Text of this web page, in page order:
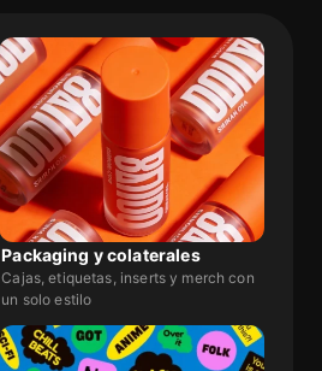
Packaging y colaterales
Cajas, etiquetas, inserts y merch con
un solo estilo